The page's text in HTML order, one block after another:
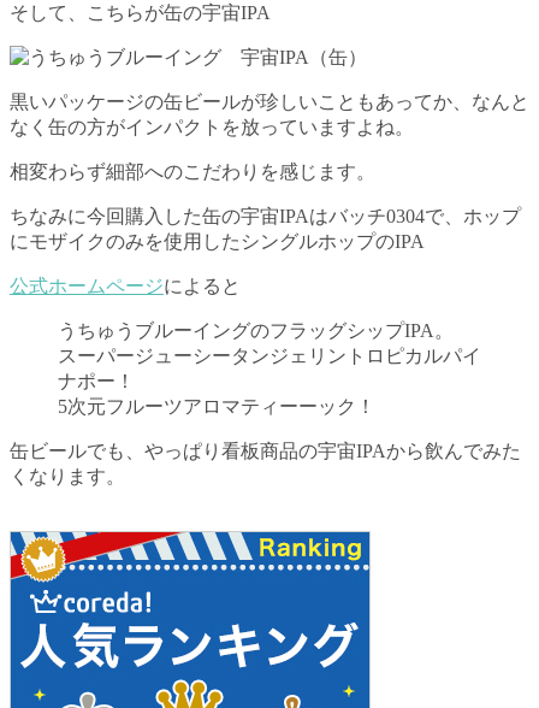
そして、こちらが缶の宇宙IPA
黒いパッケージの缶ビールが珍しいこともあってか、なんと
なく缶の方がインパクトを放っていますよね。
相変わらず細部へのこだわりを感じます。
ちなみに今回購入した缶の宇宙IPAはバッチ0304で、ホップ
にモザイクのみを使用したシングルホップのIPA
公式ホームページによると
うちゅうブルーイングのフラッグシップIPA。
スーパージューシータンジェリントロピカルパイ
ナポー！
5次元フルーツアロマティーーック！
缶ビールでも、やっぱり看板商品の宇宙IPAから飲んでみた
くなります。